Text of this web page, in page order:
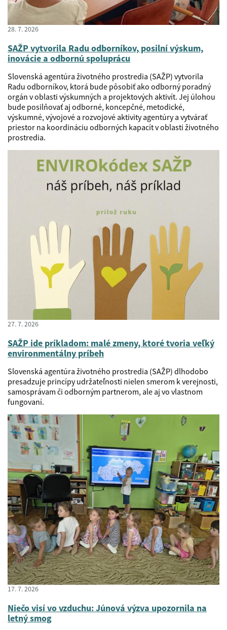
28. 7. 2026
SAŽP vytvorila Radu odborníkov, posilní výskum,
inovácie a odbornú spoluprácu
Slovenská agentúra životného prostredia (SAŽP) vytvorila
Radu odborníkov, ktorá bude pôsobiť ako odborný poradný
orgán v oblasti výskumných a projektových aktivít. Jej úlohou
bude posilňovať aj odborné, koncepčné, metodické,
výskumné, vývojové a rozvojové aktivity agentúry a vytvárať
priestor na koordináciu odborných kapacít v oblasti životného
prostredia.
27. 7. 2026
SAŽP ide príkladom: malé zmeny, ktoré tvoria veľký
environmentálny príbeh
Slovenská agentúra životného prostredia (SAŽP) dlhodobo
presadzuje princípy udržateľnosti nielen smerom k verejnosti,
samosprávam či odborným partnerom, ale aj vo vlastnom
fungovaní.
17. 7. 2026
Niečo visí vo vzduchu: Júnová výzva upozornila na
letný smog